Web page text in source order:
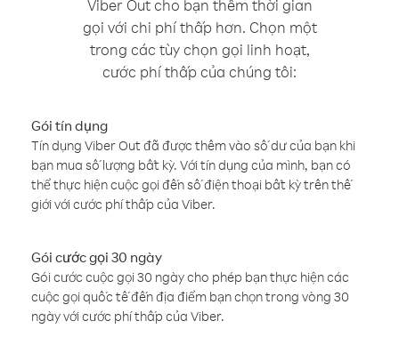
Viber Out cho bạn thêm thời gian
gọi với chi phí thấp hơn. Chọn một
trong các tùy chọn gọi linh hoạt,
cước phí thấp của chúng tôi:
Gói tín dụng
Tín dụng Viber Out đã được thêm vào số dư của bạn khi
bạn mua số lượng bất kỳ. Với tín dụng của mình, bạn có
thể thực hiện cuộc gọi đến số điện thoại bất kỳ trên thế
giới với cước phí thấp của Viber.
Gói cước gọi 30 ngày
Gói cước cuộc gọi 30 ngày cho phép bạn thực hiện các
cuộc gọi quốc tế đến địa điểm bạn chọn trong vòng 30
ngày với cước phí thấp của Viber.